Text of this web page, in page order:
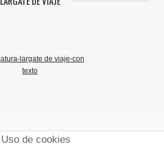
Uso de cookies